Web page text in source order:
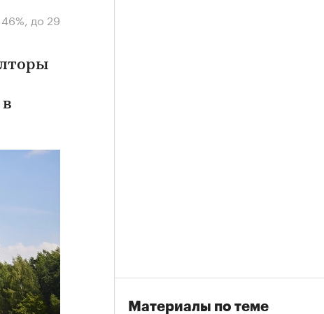
до 29
Материалы по теме